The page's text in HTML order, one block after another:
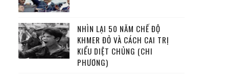
NHÌN LẠI 50 NĂM CHẾ ĐỘ
KHMER ĐỎ VÀ CÁCH CAI TRỊ
KIỂU DIỆT CHỦNG (CHI
PHƯƠNG)